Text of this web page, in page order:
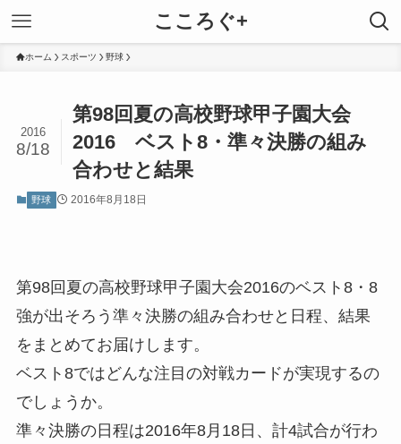
こころぐ+
ホーム スポーツ 野球
第98回夏の高校野球甲子園大会
2016 ベスト8・準々決勝の組み
合わせと結果
2016
8/18
野球 2016年8月18日
第98回夏の高校野球甲子園大会2016のベスト8・8
強が出そろう準々決勝の組み合わせと日程、結果
をまとめてお届けします。
ベスト8ではどんな注目の対戦カードが実現するの
でしょうか。
準々決勝の日程は2016年8月18日、計4試合が行わ